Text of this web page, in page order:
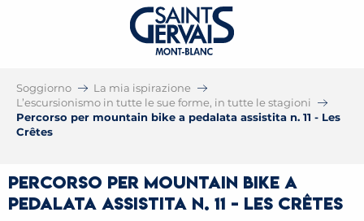
Soggiorno
La mia ispirazione
L’escursionismo in tutte le sue forme, in tutte le stagioni
Percorso per mountain bike a pedalata assistita n. 11 - Les
Crêtes
Percorso per mountain bike a
pedalata assistita n. 11 - Les Crêtes